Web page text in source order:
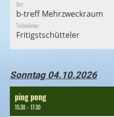
Ort
b-treff Mehrzweckraum
Teilnehmer
Fritigstschütteler
Sonntag 04.10.2026
ping pong
15:30 - 17:30